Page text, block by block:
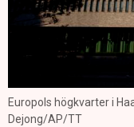
Europols högkvarter i
Dejong/AP/TT